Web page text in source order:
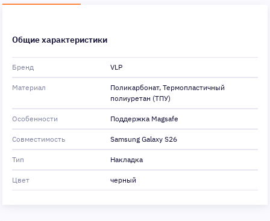
Общие характеристики
Бренд VLP
Материал
Поликарбонат, Термопластичный
полиуретан (ТПУ)
Особенности Поддержка Magsafe
Совместимость Samsung Galaxy S26
Тип Накладка
Цвет черный